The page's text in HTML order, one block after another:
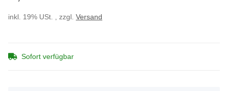
inkl. 19% USt. , zzgl. Versand
Sofort verfügbar